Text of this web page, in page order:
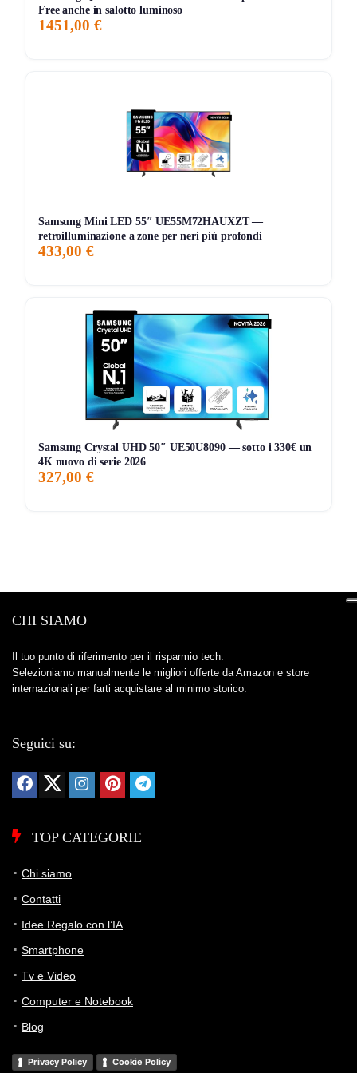
207 giorni di monitoraggio
Free anche in salotto luminoso
1451,00 €
Samsung Mini LED 55″ UE55M72HAUXZT —
retroilluminazione a zone per neri più profondi
433,00 €
Samsung Crystal UHD 50″ UE50U8090 — sotto i 330€ un
4K nuovo di serie 2026
327,00 €
CHI SIAMO
Il tuo punto di riferimento per il risparmio tech.
Selezioniamo manualmente le migliori offerte da Amazon e store
internazionali per farti acquistare al minimo storico.
Seguici su:
TOP CATEGORIE
Chi siamo
Contatti
Idee Regalo con l’IA
Smartphone
Tv e Video
Computer e Notebook
Blog
Privacy Policy Cookie Policy